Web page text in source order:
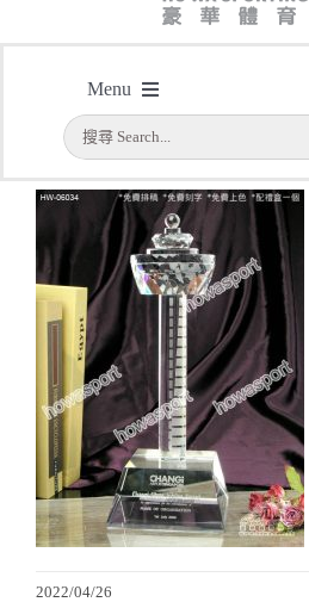
Menu
首頁
公司簡介
一天快取
實用系列
水晶獎座
金箔畫
意大利獎盃
搜
索
結
2022/04/26